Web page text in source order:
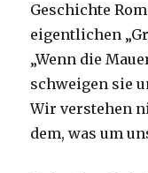
Geschichte
eigentlichen
„Wenn die
schweigen sie
Wir verstehen
dem, was um